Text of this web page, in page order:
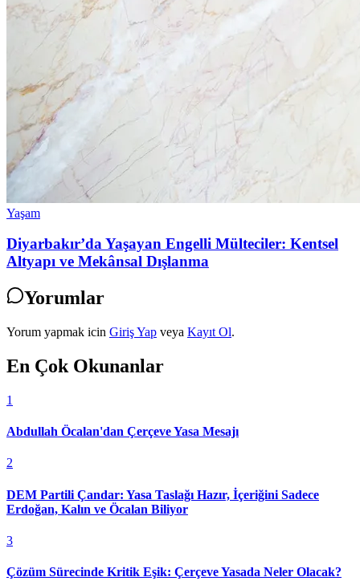
Yaşam
Diyarbakır’da Yaşayan Engelli Mülteciler: Kentsel
Altyapı ve Mekânsal Dışlanma
Yorumlar
Yorum yapmak icin Giriş Yap veya Kayıt Ol.
En Çok Okunanlar
1
Abdullah Öcalan'dan Çerçeve Yasa Mesajı
2
DEM Partili Çandar: Yasa Taslağı Hazır, İçeriğini Sadece
Erdoğan, Kalın ve Öcalan Biliyor
3
Çözüm Sürecinde Kritik Eşik: Çerçeve Yasada Neler Olacak?